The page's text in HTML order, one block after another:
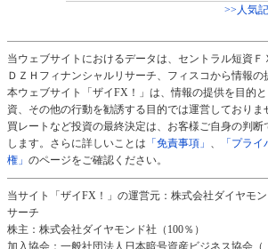
>>人気
当ウェブサイトにおけるデータは、セントラル短資Ｆ
ＤＺＨフィナンシャルリサーチ、フィスコから情報の
本ウェブサイト「ザイFX！」は、情報の提供を目的
資、その他の行動を勧誘する目的では運営しており
買レートなど投資の最終決定は、お客様ご自身の判
します。さらに詳しいことは 「免責事項」
「プラ
権」 のページをご確認ください。
当サイト「ザイFX！」の運営元：株式会社ダイヤモ
サーチ
株主：株式会社ダイヤモンド社（100％）
加入協会：一般社団法人日本暗号資産ビジネス協会（